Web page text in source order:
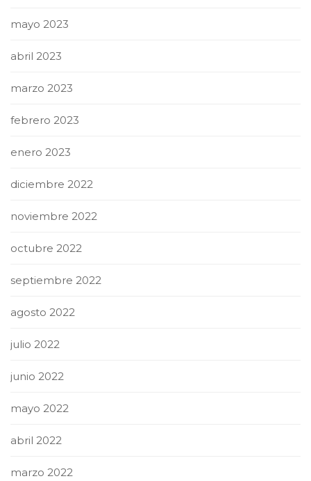
mayo 2023
abril 2023
marzo 2023
febrero 2023
enero 2023
diciembre 2022
noviembre 2022
octubre 2022
septiembre 2022
agosto 2022
julio 2022
junio 2022
mayo 2022
abril 2022
marzo 2022